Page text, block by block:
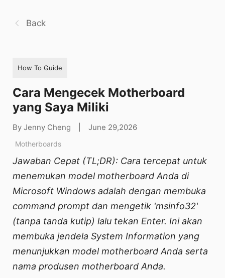
Back
How To Guide
Cara Mengecek Motherboard
yang Saya Miliki
By Jenny Cheng June 29,2026
Motherboards
Jawaban Cepat (TL;DR): Cara tercepat untuk
menemukan model motherboard Anda di
Microsoft Windows adalah dengan membuka
command prompt dan mengetik 'msinfo32'
(tanpa tanda kutip) lalu tekan Enter. Ini akan
membuka jendela System Information yang
menunjukkan model motherboard Anda serta
nama produsen motherboard Anda.